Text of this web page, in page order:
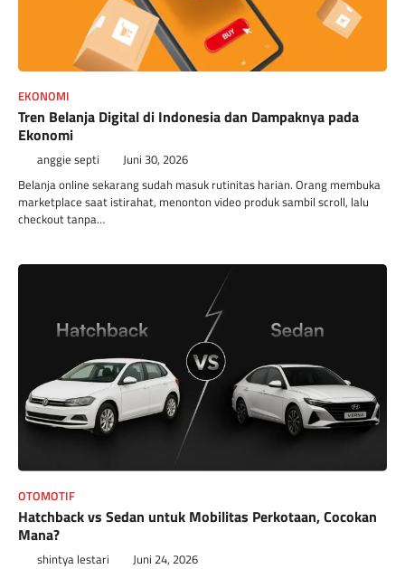
EKONOMI
Tren Belanja Digital di Indonesia dan Dampaknya pada
Ekonomi
anggie septi Juni 30, 2026
Belanja online sekarang sudah masuk rutinitas harian. Orang membuka
marketplace saat istirahat, menonton video produk sambil scroll, lalu
checkout tanpa…
OTOMOTIF
Hatchback vs Sedan untuk Mobilitas Perkotaan, Cocokan
Mana?
shintya lestari Juni 24, 2026